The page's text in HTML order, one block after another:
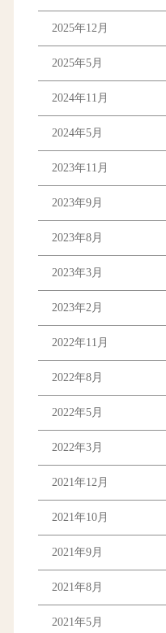
2025年12月
2025年5月
2024年11月
2024年5月
2023年11月
2023年9月
2023年8月
2023年3月
2023年2月
2022年11月
2022年8月
2022年5月
2022年3月
2021年12月
2021年10月
2021年9月
2021年8月
2021年5月